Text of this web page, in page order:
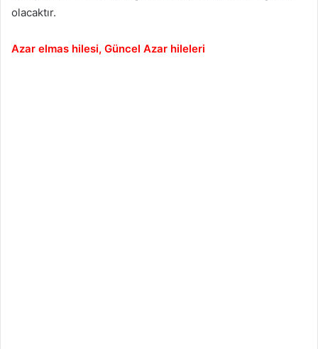
olacaktır.
Azar elmas hilesi, Güncel Azar hileleri